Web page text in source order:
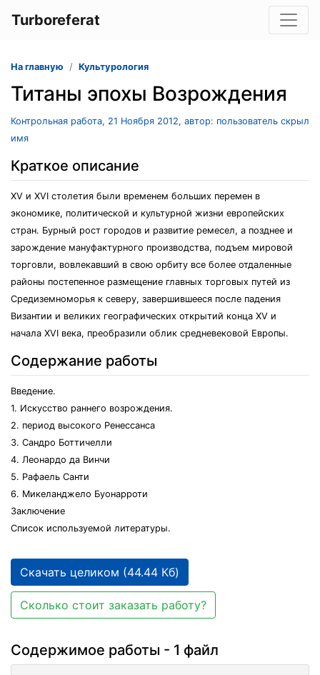
Turboreferat
На главную Культурология
Титаны эпохы Возрождения
Контрольная работа, 21 Ноября 2012, автор: пользователь скрыл
имя
Краткое описание
XV и XVI столетия были временем больших перемен в
экономике, политической и культурной жизни европейских
стран. Бурный рост городов и развитие ремесел, а позднее и
зарождение мануфактурного производства, подъем мировой
торговли, вовлекавший в свою орбиту все более отдаленные
районы постепенное размещение главных торговых путей из
Средиземноморья к северу, завершившееся после падения
Византии и великих географических открытий конца XV и
начала XVI века, преобразили облик средневековой Европы.
Содержание работы
Введение.
1. Искусство раннего возрождения.
2. период высокого Ренессанса
3. Сандро Боттичелли
4. Леонардо да Винчи
5. Рафаель Санти
6. Микеланджело Буонарроти
Заключение
Список используемой литературы.
Скачать целиком (44.44 Кб)
Сколько стоит заказать работу?
Содержимое работы - 1 файл